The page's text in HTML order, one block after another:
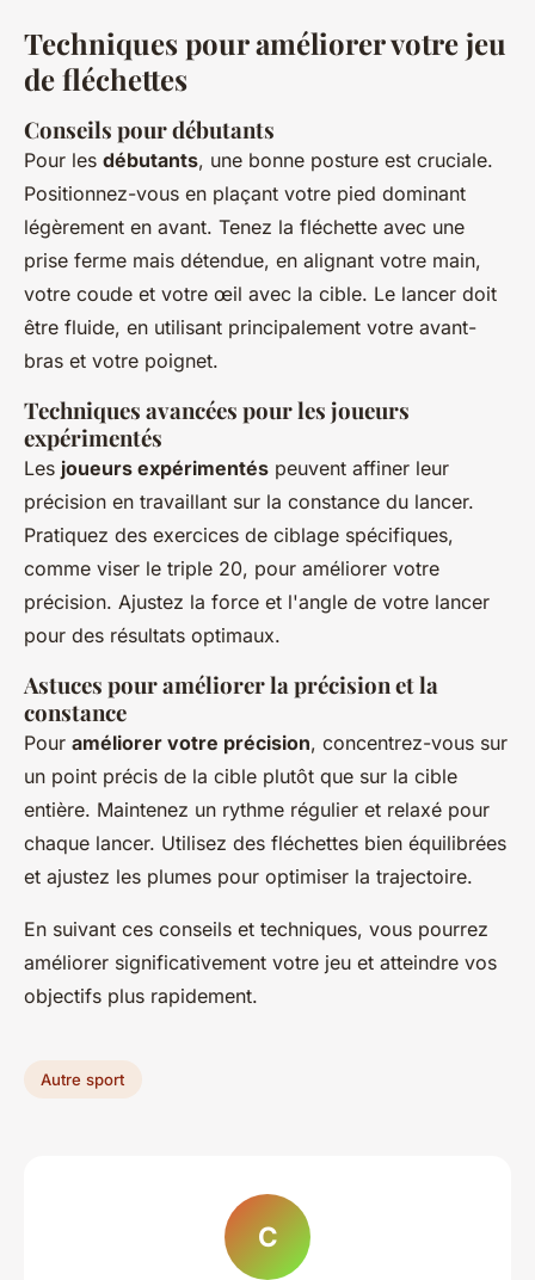
Techniques pour améliorer votre jeu
de fléchettes
Conseils pour débutants
Pour les débutants, une bonne posture est cruciale.
Positionnez-vous en plaçant votre pied dominant
légèrement en avant. Tenez la fléchette avec une
prise ferme mais détendue, en alignant votre main,
votre coude et votre œil avec la cible. Le lancer doit
être fluide, en utilisant principalement votre avant-
bras et votre poignet.
Techniques avancées pour les joueurs
expérimentés
Les joueurs expérimentés peuvent affiner leur
précision en travaillant sur la constance du lancer.
Pratiquez des exercices de ciblage spécifiques,
comme viser le triple 20, pour améliorer votre
précision. Ajustez la force et l'angle de votre lancer
pour des résultats optimaux.
Astuces pour améliorer la précision et la
constance
Pour améliorer votre précision, concentrez-vous sur
un point précis de la cible plutôt que sur la cible
entière. Maintenez un rythme régulier et relaxé pour
chaque lancer. Utilisez des fléchettes bien équilibrées
et ajustez les plumes pour optimiser la trajectoire.
En suivant ces conseils et techniques, vous pourrez
améliorer significativement votre jeu et atteindre vos
objectifs plus rapidement.
Autre sport
C